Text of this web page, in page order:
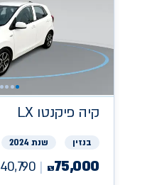
קיה פיקנטו LX
בנזין שנת 2024
₪75,000
40,790